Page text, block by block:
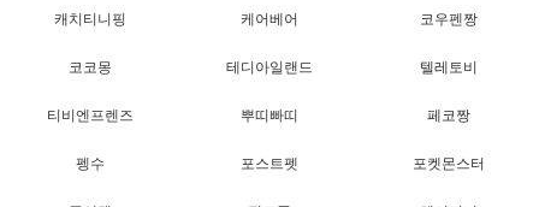
캐치티니핑 케어베어 코우펜짱
코코몽 테디아일랜드 텔레토비
티비엔프렌즈 뿌띠빠띠 페코짱
펭수 포스트펫 포켓몬스터